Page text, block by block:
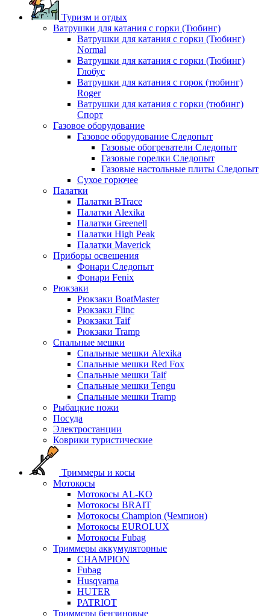
Туризм и отдых
Ватрушки для катания с горки (Тюбинг)
Ватрушки для катания с горки (Тюбинг)
Normal
Ватрушки для катания с горки (Тюбинг)
Глобус
Ватрушки для катания с горок (тюбинг)
Roger
Ватрушки для катания с горки (тюбинг)
Спорт
Газовое оборудование
Газовое оборудование Следопыт
Газовые обогреватели Следопыт
Газовые горелки Следопыт
Газовые настольные плиты Следопыт
Сухое горючее
Палатки
Палатки BTrace
Палатки Alexika
Палатки Greenell
Палатки High Peak
Палатки Maverick
Приборы освещения
Фонари Следопыт
Фонари Fenix
Рюкзаки
Рюкзаки BoatMaster
Рюкзаки Flinc
Рюкзаки Taif
Рюкзаки Tramp
Спальные мешки
Спальные мешки Alexika
Спальные мешки Red Fox
Спальные мешки Taif
Спальные мешки Tengu
Спальные мешки Tramp
Рыбацкие ножи
Посуда
Электростанции
Коврики туристические
Триммеры и косы
Мотокосы
Мотокосы AL-KO
Мотокосы BRAIT
Мотокосы Champion (Чемпион)
Мотокосы EUROLUX
Мотокосы Fubag
Триммеры аккумуляторные
CHAMPION
Fubag
Husqvarna
HUTER
PATRIOT
Триммеры бензиновые